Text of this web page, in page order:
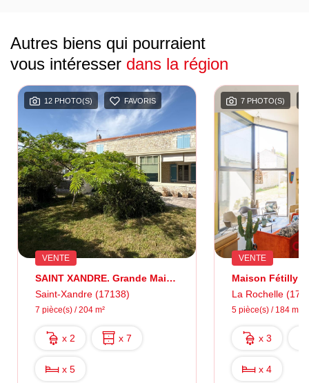
Autres biens qui pourraient
vous intéresser dans la région
12 PHOTO(S) FAVORIS
VENTE
SAINT XANDRE. Grande Maison Familiale De Caractère
Saint-Xandre (17138)
7 pièce(s) / 204 m²
x 2 x 7
x 5
7 PHOTO(S)
VENTE
Maison Fétilly -
La Rochelle
5 pièce(s) / 184 m²
x 3
x 4